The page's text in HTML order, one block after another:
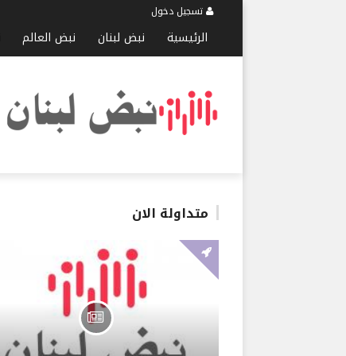
تسجيل دخول
الرئيسية نبض لبنان نبض العالم
متداولة الان